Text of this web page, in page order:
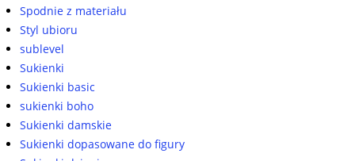
Spodnie z materiału
Styl ubioru
sublevel
Sukienki
Sukienki basic
sukienki boho
Sukienki damskie
Sukienki dopasowane do figury